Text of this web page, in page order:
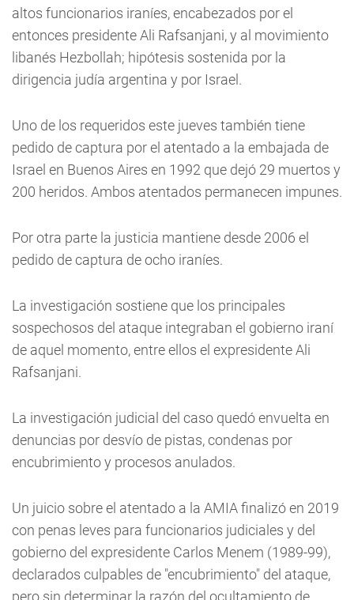
altos funcionarios iraníes, encabezados por el
entonces presidente Ali Rafsanjani, y al movimiento
libanés Hezbollah; hipótesis sostenida por la
dirigencia judía argentina y por Israel.
Uno de los requeridos este jueves también tiene
pedido de captura por el atentado a la embajada de
Israel en Buenos Aires en 1992 que dejó 29 muertos y
200 heridos. Ambos atentados permanecen impunes.
Por otra parte la justicia mantiene desde 2006 el
pedido de captura de ocho iraníes.
La investigación sostiene que los principales
sospechosos del ataque integraban el gobierno iraní
de aquel momento, entre ellos el expresidente Ali
Rafsanjani.
La investigación judicial del caso quedó envuelta en
denuncias por desvío de pistas, condenas por
encubrimiento y procesos anulados.
Un juicio sobre el atentado a la AMIA finalizó en 2019
con penas leves para funcionarios judiciales y del
gobierno del expresidente Carlos Menem (1989-99),
declarados culpables de "encubrimiento" del ataque,
pero sin determinar la razón del ocultamiento de